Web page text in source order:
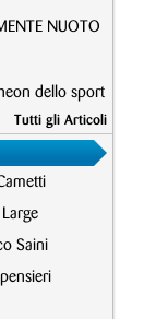
NUOTO
dello sport
Tutti gli Articoli
Saini